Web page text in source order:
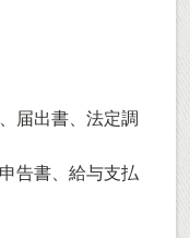
届出書、法定調
告書、給与支払